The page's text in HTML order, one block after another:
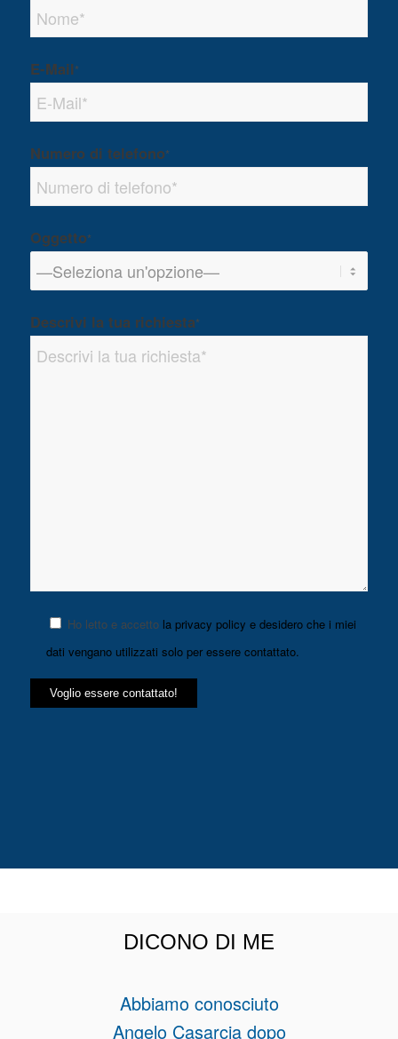
E-Mail*
Numero di telefono*
Oggetto*
Descrivi la tua richiesta*
Ho letto e accetto la privacy policy e desidero che i miei
dati vengano utilizzati solo per essere contattato.
DICONO DI ME
Abbiamo conosciuto
Angelo Casarcia dopo